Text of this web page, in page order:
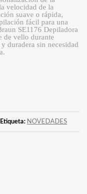
velocidad de la
suave o rápida,
fácil para una
SE1176 Depiladora
de vello durante
duradera sin necesidad
Etiqueta: NOVEDADES